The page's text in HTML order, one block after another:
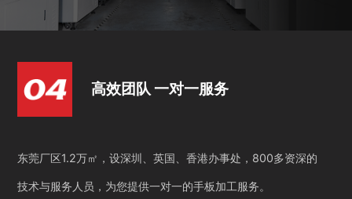
高效团队 一对一服务
东莞厂区1.2万㎡，设深圳、英国、香港办事处，800多资深的
技术与服务人员，为您提供一对一的手板加工服务。